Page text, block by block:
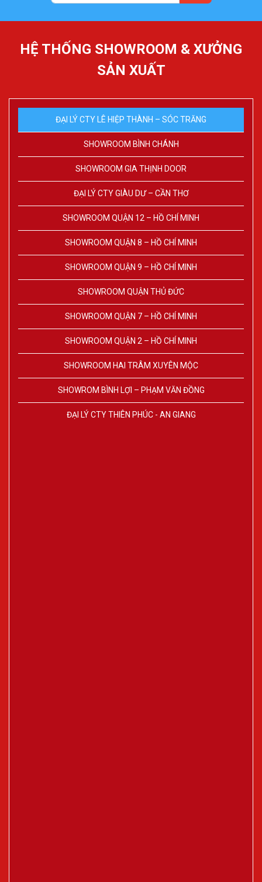
HỆ THỐNG SHOWROOM & XƯỞNG
SẢN XUẤT
ĐẠI LÝ CTY LÊ HIỆP THÀNH – SÓC TRĂNG
SHOWROOM BÌNH CHÁNH
SHOWROOM GIA THỊNH DOOR
ĐẠI LÝ CTY GIÀU DƯ – CẦN THƠ
SHOWROOM QUẬN 12 – HỒ CHÍ MINH
SHOWROOM QUẬN 8 – HỒ CHÍ MINH
SHOWROOM QUẬN 9 – HỒ CHÍ MINH
SHOWROOM QUẬN THỦ ĐỨC
SHOWROOM QUẬN 7 – HỒ CHÍ MINH
SHOWROOM QUẬN 2 – HỒ CHÍ MINH
SHOWROOM HAI TRÂM XUYÊN MỘC
SHOWROM BÌNH LỢI – PHẠM VĂN ĐỒNG
ĐẠI LÝ CTY THIÊN PHÚC - AN GIANG